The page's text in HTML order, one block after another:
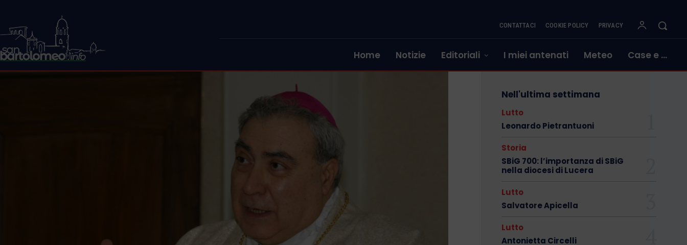
CONTATTACI COOKIE POLICY PRIVACY
Home Notizie Editoriali I miei antenati Meteo Case e …
Nell'ultima settimana
Lutto
Leonardo Pietrantuoni
Storia
SBiG 700: l’importanza di SBiG
nella diocesi di Lucera
Lutto
Salvatore Apicella
Lutto
Antonietta Circelli